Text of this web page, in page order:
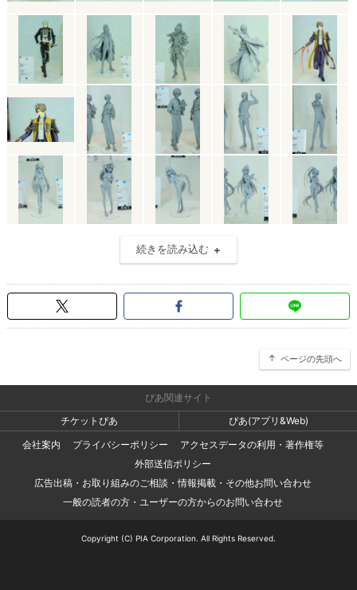
続きを読み込む
ページの先頭へ
ぴあ関連サイト
チケットぴあ
ぴあ(アプリ&Web)
会社案内
プライバシーポリシー
アクセスデータの利用・著作権等
外部送信ポリシー
広告出稿・お取り組みのご相談・情報掲載・その他お問い合わせ
一般の読者の方・ユーザーの方からのお問い合わせ
Copyright (C) PIA Corporation. All Rights Reserved.